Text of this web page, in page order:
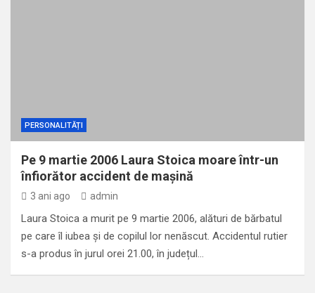
PERSONALITĂȚI
Pe 9 martie 2006 Laura Stoica moare într-un
înfiorător accident de mașină
3 ani ago admin
Laura Stoica a murit pe 9 martie 2006, alături de bărbatul
pe care îl iubea şi de copilul lor nenăscut. Accidentul rutier
s-a produs în jurul orei 21.00, în județul…